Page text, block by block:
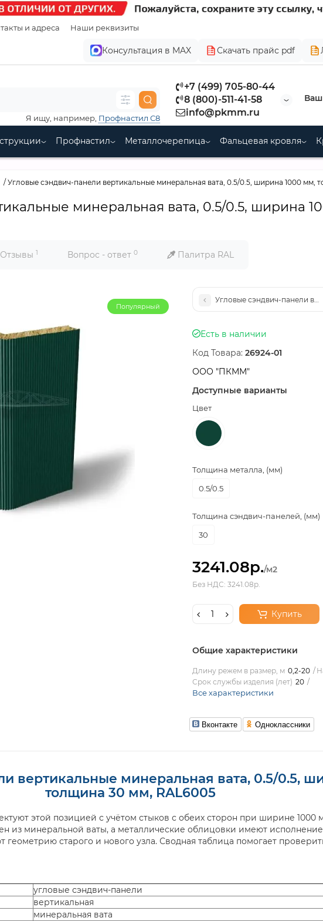
и адреса Наши реквизиты
Консультация в MAX Скачать прайс pdf
+7 (499) 705-80-44
8 (800)-511-41-58
info@pkmm.ru
Я ищу, например, Профнастил С8
Ваш
Профнастил Металлочерепица Фальцевая кровля
Угловые сэндвич-панели вертикальные минеральная вата, 0.5/0.5, ширина 1000 мм,
минеральная вата, 0.5/0.5, ширина
Отзывы 1 Вопрос - ответ 0 Палитра RAL
Популярный
Угловые сэндвич-панели
Есть в наличии
Код Товара: 26924-01
ООО "ПКММ"
Доступные варианты
Цвет
Толщина металла, (мм)
0.5/0.5
Толщина сэндвич-панелей, (мм)
30
3241.08р./м2
Без НДС: 3241.08р.
Купить
Общие характеристики
Длину режем в размер, м 0,2-20
Срок службы изделия (лет) 20
Все характеристики
Вконтакте Одноклассники
вертикальные минеральная вата, 0.5/0.5,
толщина 30 мм, RAL6005
этой позицией с учётом стыков с обеих сторон при ширине
из минеральной ваты, а металлические облицовки имеют
геометрию старого и нового узла. Сводная таблица помогает
угловые сэндвич-панели
вертикальная
минеральная вата